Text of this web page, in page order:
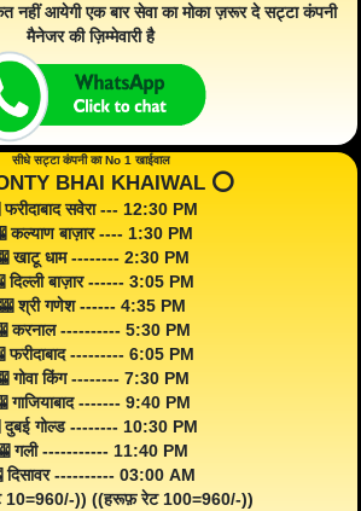
नहीं आयेगी एक बार सेवा का मोका ज़रूर दे सट्टा कंपनी
मैनेजर की ज़िम्मेवारी है
सीधे सट्टा कंपनी का No 1 खाईवाल
BHAI KHAIWAL ⭕️
फरीदाबाद सवेरा --- 12:30 PM
कल्याण बाज़ार ---- 1:30 PM
खाटू धाम -------- 2:30 PM
दिल्ली बाज़ार ------ 3:05 PM
श्री गणेश ------ 4:35 PM
करनाल ---------- 5:30 PM
फरीदाबाद --------- 6:05 PM
गोवा किंग -------- 7:30 PM
गाजियाबाद ------- 9:40 PM
दुबई गोल्ड -------- 10:30 PM
गली ----------- 11:40 PM
दिसावर ---------- 03:00 AM
10=960/-)) ((हरूफ़ रेट 100=960/-))